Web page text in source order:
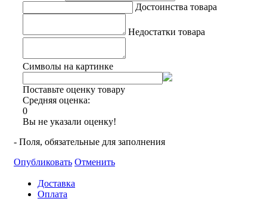
Достоинства товара
Недостатки товара
Символы на картинке
Поставьте оценку товару
Средняя оценка:
0
Вы не указали оценку!
- Поля, обязательные для заполнения
Опубликовать Отменить
Доставка
Оплата